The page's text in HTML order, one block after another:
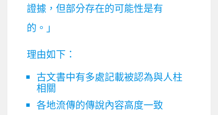
證據，但部分存在的可能性是有
的。」
理由如下：
古文書中有多處記載被認為與人柱
相關
各地流傳的傳說內容高度一致